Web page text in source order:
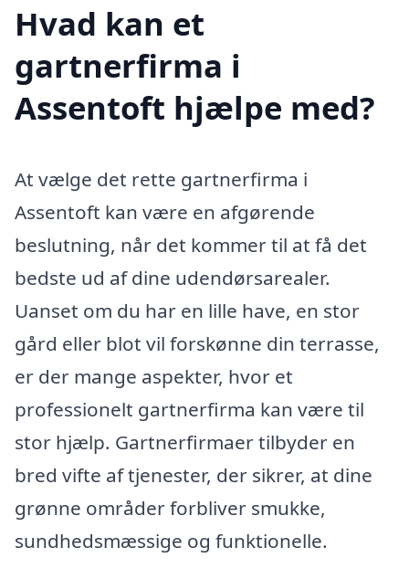
Hvad kan et
gartnerfirma i
Assentoft hjælpe med?
At vælge det rette gartnerfirma i
Assentoft kan være en afgørende
beslutning, når det kommer til at få det
bedste ud af dine udendørsarealer.
Uanset om du har en lille have, en stor
gård eller blot vil forskønne din terrasse,
er der mange aspekter, hvor et
professionelt gartnerfirma kan være til
stor hjælp. Gartnerfirmaer tilbyder en
bred vifte af tjenester, der sikrer, at dine
grønne områder forbliver smukke,
sundhedsmæssige og funktionelle.